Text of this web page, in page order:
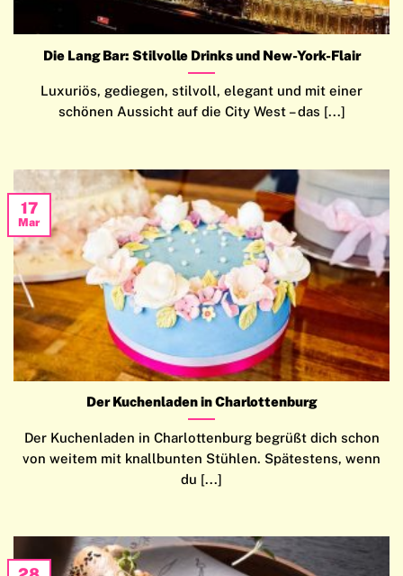
Die Lang Bar: Stilvolle Drinks und New-York-Flair
Luxuriös, gediegen, stilvoll, elegant und mit einer
schönen Aussicht auf die City West – das [...]
Der Kuchenladen in Charlottenburg
Der Kuchenladen in Charlottenburg begrüßt dich schon
von weitem mit knallbunten Stühlen. Spätestens, wenn
du [...]
17
Mar